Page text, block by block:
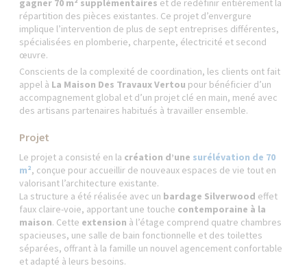
gagner 70 m² supplémentaires et de redéfinir entièrement la
répartition des pièces existantes. Ce projet d’envergure
implique l’intervention de plus de sept entreprises différentes,
spécialisées en plomberie, charpente, électricité et second
œuvre.
Conscients de la complexité de coordination, les clients ont fait
appel à La Maison Des Travaux Vertou pour bénéficier d’un
accompagnement global et d’un projet clé en main, mené avec
des artisans partenaires habitués à travailler ensemble.
Projet
Le projet a consisté en la création d’une surélévation de 70
m², conçue pour accueillir de nouveaux espaces de vie tout en
valorisant l’architecture existante.
La structure a été réalisée avec un bardage Silverwood effet
faux claire-voie, apportant une touche contemporaine à la
maison. Cette extension à l’étage comprend quatre chambres
spacieuses, une salle de bain fonctionnelle et des toilettes
séparées, offrant à la famille un nouvel agencement confortable
et adapté à leurs besoins.